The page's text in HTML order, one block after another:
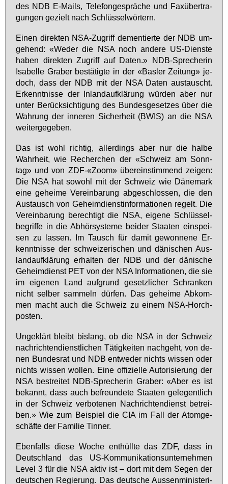
des NDB E-Mails, Te­le­fon­ge­sprä­che und Fa­x­über­tra­
gun­gen ge­zielt nach Schlüs­sel­wör­tern.
Ei­nen di­rek­ten NSA-Zu­griff de­men­tier­te der NDB um­
ge­hend: «We­der die NSA noch an­de­re US-Diens­te
ha­ben di­rek­ten Zu­griff auf Da­ten.» NDB-Spre­che­rin
Isa­bel­le Gra­ber be­stä­tig­te in der «Bas­ler Zei­tung» je­
doch, dass der NDB mit der NSA Da­ten aus­tauscht.
Er­kennt­nis­se der In­land­auf­klä­rung wür­den aber nur
un­ter Be­rück­sich­ti­gung des Bun­des­ge­set­zes über die
Wah­rung der in­ne­ren Si­cher­heit (BWIS) an die NSA
wei­ter­ge­ge­ben.
Das ist wohl rich­tig, al­ler­dings aber nur die hal­be
Wahr­heit, wie Re­cher­chen der «Schweiz am Sonn­
tag» und von ZDF-«Zoom» über­ein­stim­mend zei­gen:
Die NSA hat so­wohl mit der Schweiz wie Dä­ne­mark
ei­ne ge­hei­me Ver­ein­ba­rung ab­ge­schlos­sen, die den
Aus­tausch von Ge­heim­dienst­in­for­ma­tio­nen re­gelt. Die
Ver­ein­ba­rung be­rech­tigt die NSA, ei­ge­ne Schlüs­sel­
be­grif­fe in die Ab­hör­sys­te­me bei­der Staa­ten ein­spei­
sen zu las­sen. Im Tausch für da­mit ge­won­ne­ne Er­
kennt­nis­se der schwei­ze­ri­schen und dä­ni­schen Aus­
land­auf­klä­rung er­hal­ten der NDB und der dä­ni­sche
Ge­heim­dienst PET von der NSA In­for­ma­tio­nen, die sie
im ei­ge­nen Land auf­grund ge­setz­li­cher Schran­ken
nicht sel­ber sam­meln dür­fen. Das ge­hei­me Ab­kom­
men macht auch die Schweiz zu ei­nem NSA-Horch­
pos­ten.
Un­ge­klärt bleibt bis­lang, ob die NSA in der Schweiz
nach­rich­ten­dienst­li­chen Tä­tig­kei­ten nach­geht, von de­
nen Bun­des­rat und NDB ent­we­der nichts wis­sen oder
nichts wis­sen wol­len. Ei­ne of­fi­zi­el­le Au­to­ri­sie­rung der
NSA be­strei­tet NDB-Spre­che­rin Gra­ber: «Aber es ist
be­kannt, dass auch be­freun­de­te Staa­ten ge­le­gent­lich
in der Schweiz ver­bo­te­nen Nach­rich­ten­dienst be­trei­
ben.» Wie zum Bei­spiel die CIA im Fall der Atom­ge­
schäf­te der Fa­mi­lie Tin­ner.
Eben­falls die­se Wo­che ent­hüll­te das ZDF, dass in
Deutsch­land das US-Kom­mu­ni­ka­ti­ons­un­ter­neh­men
Le­vel 3 für die NSA ak­tiv ist – dort mit dem Se­gen der
deut­schen Re­gie­rung. Das deut­sche Aus­sen­mi­nis­te­ri­